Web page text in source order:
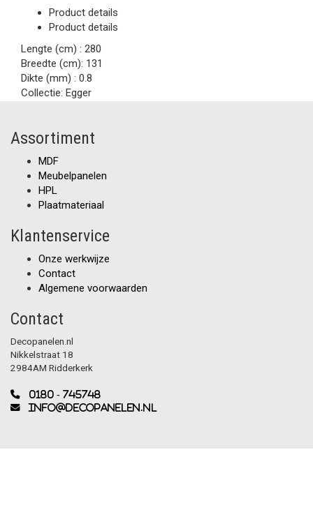
Product details
Product details
Lengte (cm) : 280
Breedte (cm): 131
Dikte (mm) : 0.8
Collectie: Egger
Assortiment
MDF
Meubelpanelen
HPL
Plaatmateriaal
Klantenservice
Onze werkwijze
Contact
Algemene voorwaarden
Contact
Decopanelen.nl
Nikkelstraat 18
2984AM Ridderkerk
0180 - 745748
info@decopanelen.nl